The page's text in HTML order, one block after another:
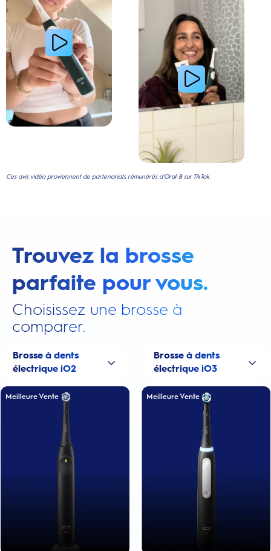
Ces avis vidéo proviennent de partenariats rémunérés d'Oral-B sur TikTok.
Trouvez la brosse
parfaite pour vous.
Choisissez une brosse à
comparer.
Brosse à dents
électrique iO2
Meilleure Vente
Brosse à dents
électrique iO3
Meilleure Vente